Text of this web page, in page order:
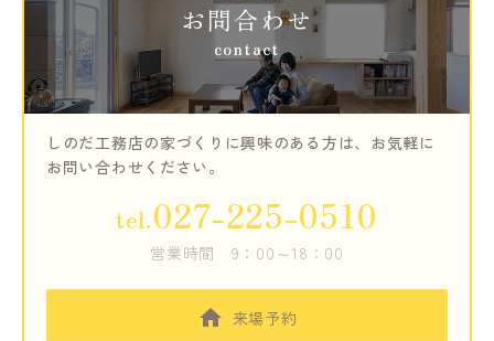
お問合わせ
contact
しのだ工務店の家づくりに興味のある方は、 お気軽に
お問い合わせください。
tel.027-225-0510
営業時間 9：00～18：00
来場予約